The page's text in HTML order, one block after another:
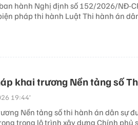
hành Nghị định số 152/2026/NĐ-
pháp thi hành Luật Thi hành án
khai trương Nền tảng số
19:44’
Nền tảng số thi hành án dân sự
trong lộ trình xây dựng Chính phủ